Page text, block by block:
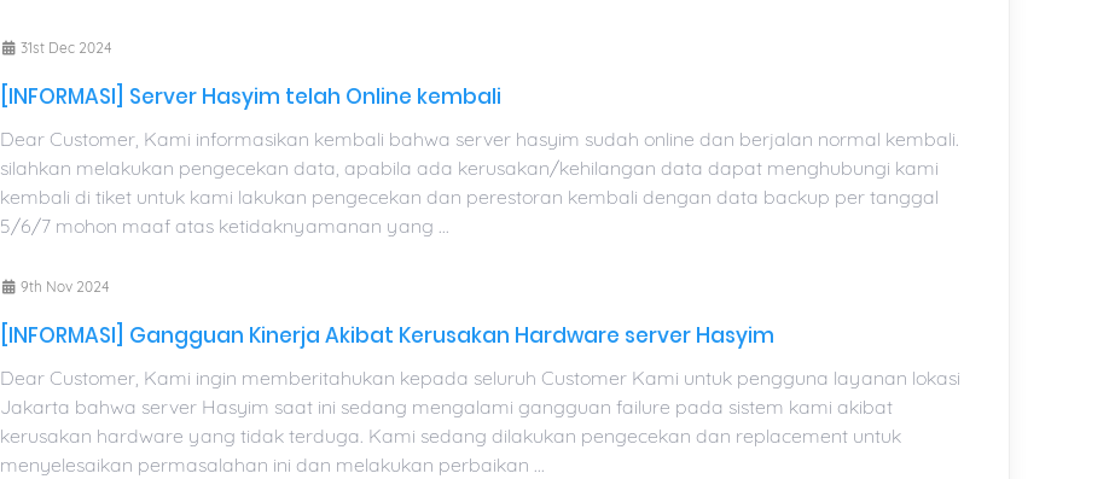
31st Dec 2024
[INFORMASI] Server Hasyim telah Online kembali
Dear Customer, Kami informasikan kembali bahwa server hasyim sudah online dan berjalan normal kembali.
silahkan melakukan pengecekan data, apabila ada kerusakan/kehilangan data dapat menghubungi kami
kembali di tiket untuk kami lakukan pengecekan dan perestoran kembali dengan data backup per tanggal
5/6/7 mohon maaf atas ketidaknyamanan yang ...
9th Nov 2024
[INFORMASI] Gangguan Kinerja Akibat Kerusakan Hardware server Hasyim
Dear Customer, Kami ingin memberitahukan kepada seluruh Customer Kami untuk pengguna layanan lokasi
Jakarta bahwa server Hasyim saat ini sedang mengalami gangguan failure pada sistem kami akibat
kerusakan hardware yang tidak terduga. Kami sedang dilakukan pengecekan dan replacement untuk
menyelesaikan permasalahan ini dan melakukan perbaikan ...